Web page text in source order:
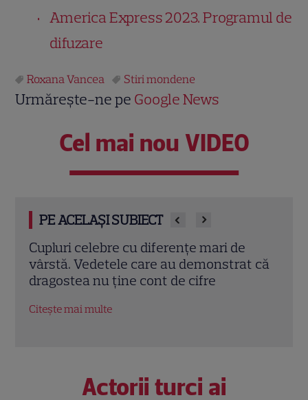
America Express 2023. Programul de
difuzare
Roxana Vancea Stiri mondene
Urmărește-ne pe Google News
Cel mai nou VIDEO
PE ACELAȘI SUBIECT
Cine este Monica Tand, soția lui Nicolai
Tand. A renunțat la cariera
internațională pentru el
Citește mai multe
Actorii turci ai